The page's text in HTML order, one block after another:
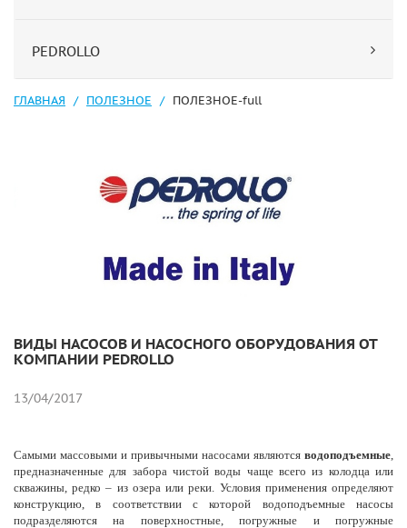
PEDROLLO
ГЛАВНАЯ ПОЛЕЗНОЕ ПОЛЕЗНОЕ-full
ВИДЫ НАСОСОВ И НАСОСНОГО ОБОРУДОВАНИЯ ОТ
КОМПАНИИ PEDROLLO
13/04/2017
Самыми массовыми и привычными насосами являются водоподъемные,
предназначенные для забора чистой воды чаще всего из колодца или
скважины, редко – из озера или реки. Условия применения определяют
конструкцию, в соответствии с которой водоподъемные насосы
подразделяются на поверхностные, погружные и погружные